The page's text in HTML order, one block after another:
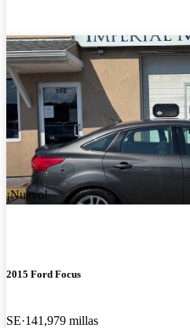
¡Nuevo!
2015 Ford Focus
SE 141,979 millas